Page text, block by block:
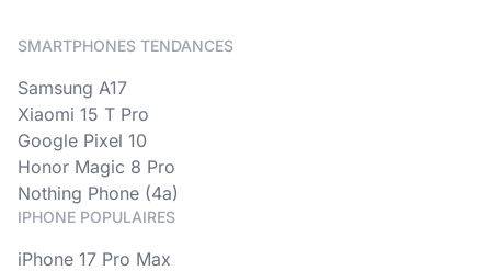
SMARTPHONES TENDANCES
Samsung A17
Xiaomi 15 T Pro
Google Pixel 10
Honor Magic 8 Pro
Nothing Phone (4a)
IPHONE POPULAIRES
iPhone 17 Pro Max